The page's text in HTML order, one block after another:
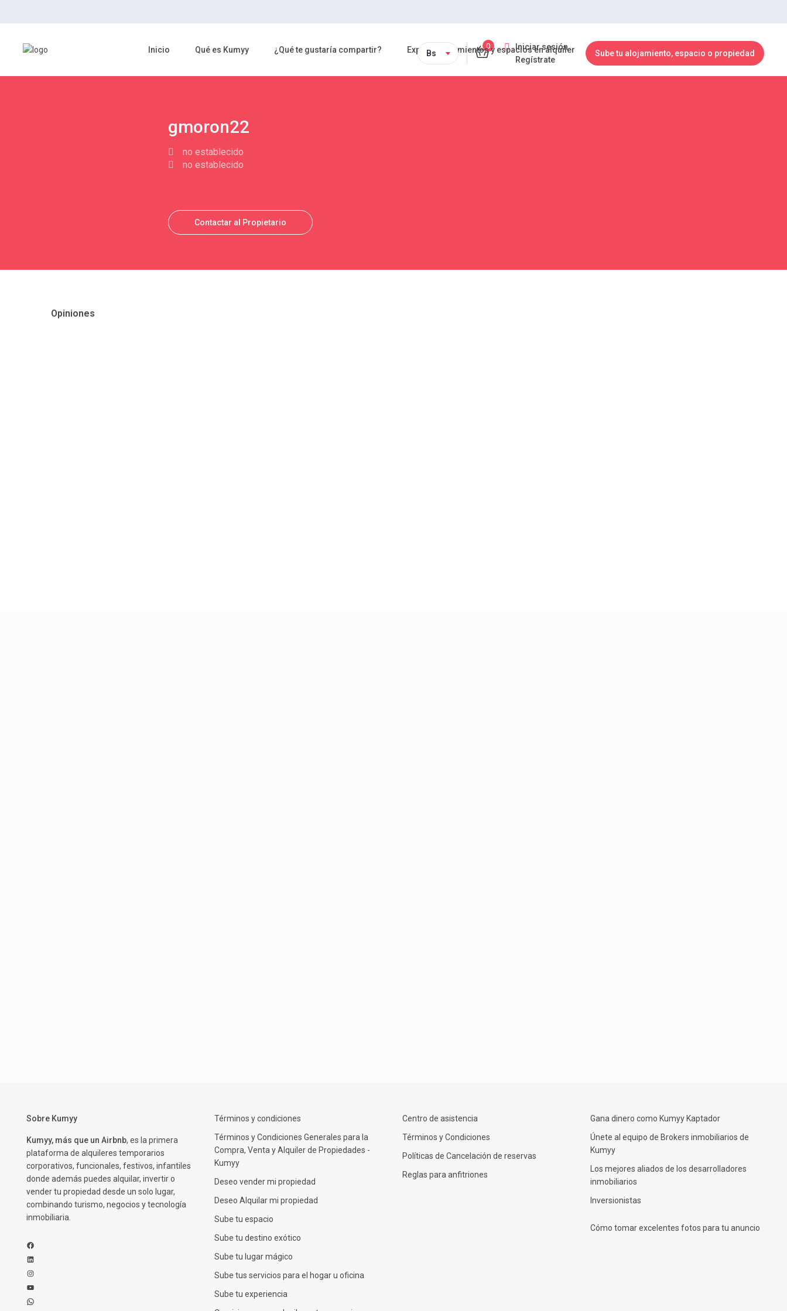
Bs
0
Iniciar sesión
Regístrate
Sube tu alojamiento, espacio o propiedad
Inicio Qué es Kumyy ¿Qué te gustaría compartir? Explora alojamientos y espacios en alquiler
gmoron22
no establecido
no establecido
Contactar al Propietario
Opiniones
Sobre Kumyy
Kumyy, más que un Airbnb, es la primera
plataforma de alquileres temporarios
corporativos, funcionales, festivos, infantiles
donde además puedes alquilar, invertir o
vender tu propiedad desde un solo lugar,
combinando turismo, negocios y tecnología
inmobiliaria.
Facebook
LinkedIn
Instagram
YouTube
WhatsApp
Términos y condiciones
Términos y Condiciones Generales para la
Compra, Venta y Alquiler de Propiedades -
Kumyy
Deseo vender mi propiedad
Deseo Alquilar mi propiedad
Sube tu espacio
Sube tu destino exótico
Sube tu lugar mágico
Sube tus servicios para el hogar u oficina
Sube tu experiencia
Centro de asistencia
Términos y Condiciones
Políticas de Cancelación de reservas
Reglas para anfitriones
Gana dinero como Kumyy Kaptador
Únete al equipo de Brokers inmobiliarios de
Kumyy
Los mejores aliados de los desarrolladores
inmobiliarios
Inversionistas
Cómo tomar excelentes fotos para tu anuncio